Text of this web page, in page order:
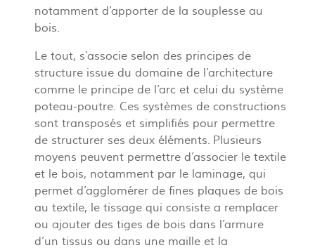
notamment d’apporter de la souplesse au
bois.
Le tout, s’associe selon des principes de
structure issue du domaine de l’architecture
comme le principe de l’arc et celui du système
poteau-poutre. Ces systèmes de constructions
sont transposés et simplifiés pour permettre
de structurer ses deux éléments. Plusieurs
moyens peuvent permettre d’associer le textile
et le bois, notamment par le laminage, qui
permet d’agglomérer de fines plaques de bois
au textile, le tissage qui consiste a remplacer
ou ajouter des tiges de bois dans l’armure
d’un tissus ou dans une maille et la